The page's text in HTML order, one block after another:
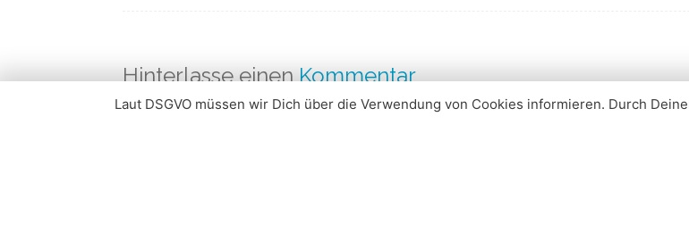
Hinterlasse einenKommentar
Laut DSGVO müssen wir Dich über die Verwendung von Cookies informieren. Durch